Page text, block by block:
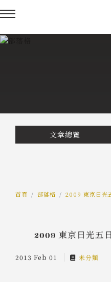
預約服務
影像紀錄
我的作品
文章總覽
首頁 部落格 2009 東京日光
2009 東京日光五
2013 Feb 01 未分類